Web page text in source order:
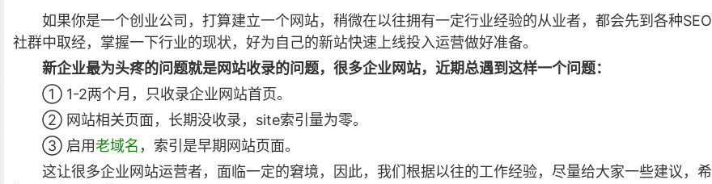
如果你是一个创业公司，打算建立一个网站，稍微在以往拥有一定行业经验的从业者，都会先到各种SEO
社群中取经，掌握一下行业的现状，好为自己的新站快速上线投入运营做好准备。
新企业最为头疼的问题就是网站收录的问题，很多企业网站，近期总遇到这样一个问题：
① 1-2两个月，只收录企业网站首页。
② 网站相关页面，长期没收录，site索引量为零。
③ 启用老域名 ，索引是早期网站页面。
这让很多企业网站运营者，面临一定的窘境，因此，我们根据以往的工作经验，尽量给大家一些建议，希